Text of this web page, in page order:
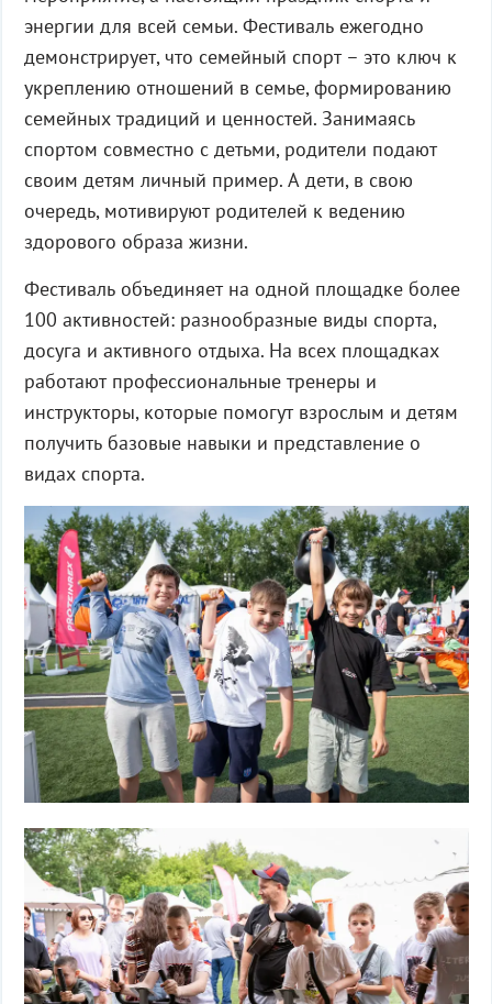
энергии для всей семьи. Фестиваль ежегодно
демонстрирует, что семейный спорт – это ключ к
укреплению отношений в семье, формированию
семейных традиций и ценностей. Занимаясь
спортом совместно с детьми, родители подают
своим детям личный пример. А дети, в свою
очередь, мотивируют родителей к ведению
здорового образа жизни.
Фестиваль объединяет на одной площадке более
100 активностей: разнообразные виды спорта,
досуга и активного отдыха. На всех площадках
работают профессиональные тренеры и
инструкторы, которые помогут взрослым и детям
получить базовые навыки и представление о
видах спорта.